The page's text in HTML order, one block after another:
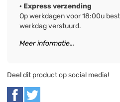
· Express verzending
Op werkdagen voor 18:00u
werkdag verstuurd.
Meer informatie...
Deel dit product op social media!